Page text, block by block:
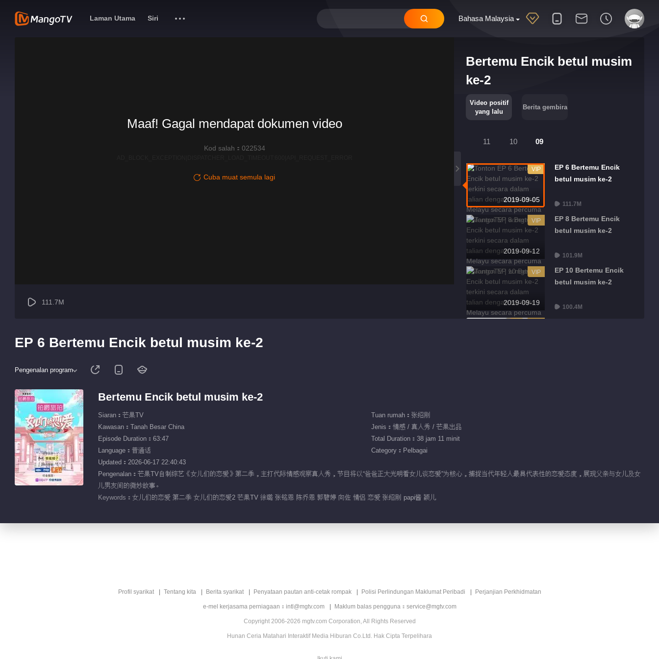
Bahasa Malaysia
Laman Utama Siri
Bertemu Encik betul musim
ke-2
Video positif
yang lalu
Berita gembira
11 10 09
2019-09-05
VIP
EP 6 Bertemu Encik
betul musim ke-2
111.7M
2019-09-12
VIP
EP 8 Bertemu Encik
betul musim ke-2
101.9M
2019-09-19
VIP
EP 10 Bertemu Encik
betul musim ke-2
100.4M
Maaf! Gagal mendapat dokumen video
Kod salah：022534
Cuba muat semula lagi
111.7M
EP 6 Bertemu Encik betul musim ke-2
Pengenalan program
Bertemu Encik betul musim ke-2
Siaran：芒果TV
Tuan rumah：张绍刚
Kawasan：Tanah Besar China
Jenis：情感 / 真人秀 / 芒果出品
Episode Duration：63:47
Total Duration：38 jam 11 minit
Language：普通话
Category：Pelbagai
Updated：2026-06-17 22:40:43
Pengenalan：芒果TV自制综艺《女儿们的恋爱》第二季，主打代际情感观察真人秀，节目将以“爸爸正大光明看女儿谈恋爱”为核心，捕捉当代年轻人最具代表性的恋爱态度，展现父亲与女儿及女
儿男友间的微妙故事。
Keywords： 女儿们的恋爱 第二季 女儿们的恋爱2 芒果TV 徐璐 张铭恩 陈乔恩 郭碧婷 向佐 情侣 恋爱 张绍刚 papi酱 颖儿
Profil syarikat Tentang kita Berita syarikat Penyataan pautan anti-cetak rompak Polisi Perlindungan Maklumat Peribadi Perjanjian Perkhidmatan
e-mel kerjasama perniagaan：intl@mgtv.com Maklum balas pengguna：service@mgtv.com
Copyright 2006-2026 mgtv.com Corporation, All Rights Reserved
Hunan Ceria Matahari Interaktif Media Hiburan Co.Ltd. Hak Cipta Terpelihara